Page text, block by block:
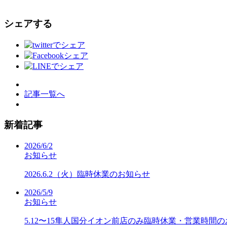
シェアする
記事一覧へ
新着記事
2026/6/2
お知らせ
2026.6.2（火）臨時休業のお知らせ
2026/5/9
お知らせ
5.12〜15隼人国分イオン前店のみ臨時休業・営業時間